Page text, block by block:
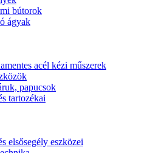
bútorok
ágyak
acél kézi műszerek
papucsok
tartozékai
elsősegély eszközei